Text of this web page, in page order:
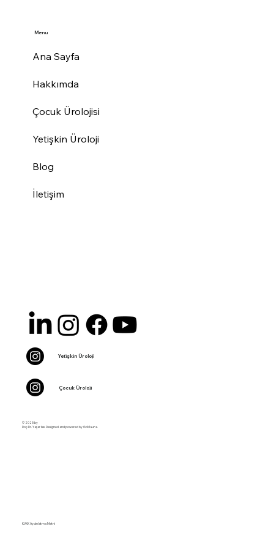
© 2025 by
Doç.Dr. Yaşar Issı. Designed and powered by GoMauna.
Yetişkin Üroloji
Çocuk Üroloji
Menu
Ana Sayfa
Hakkımda
Çocuk Ürolojisi
Yetişkin Üroloji
Blog
İletişim
KVKK Aydınlatma Metni